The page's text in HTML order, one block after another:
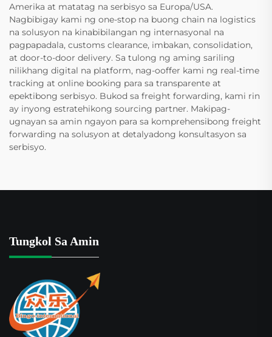
Amerika at matatag na serbisyo sa Europa/USA.
Nagbibigay kami ng one-stop na buong chain na logistics
na solusyon na kinabibilangan ng internasyonal na
pagpapadala, customs clearance, imbakan, consolidation,
at door-to-door delivery. Sa tulong ng aming sariling
nilikhang digital na platform, nag-ooffer kami ng real-time
tracking at online booking para sa transparente at
epektibong serbisyo. Bukod sa freight forwarding, kami rin
ay inyong estratehikong sourcing partner. Makipag-
ugnayan sa amin ngayon para sa komprehensibong freight
forwarding na solusyon at detalyadong konsultasyon sa
serbisyo.
Tungkol Sa Amin